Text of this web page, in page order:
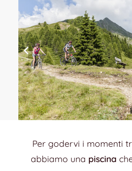
Per godervi i momenti
abbiamo una piscina